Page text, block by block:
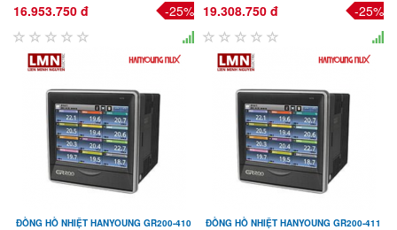
16.953.750 đ -25% 19.308.750 đ -25%
ĐỒNG HỒ NHIỆT HANYOUNG GR200-410 ĐỒNG HỒ NHIỆT HANYOUNG GR200-411